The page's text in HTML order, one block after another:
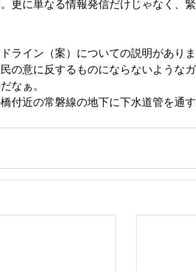
更に単なる情報発信だけじゃなく、
ライン（案）についての説明があり
の意に反するものにならないような
なぁ。
付近の常磐線の地下に下水道管を通